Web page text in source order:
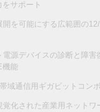
サポート
開を可能にする広範囲の
電源デバイスの診断と障害
機能
域通信用ギガビットコン
覚化された産業用ネットワ